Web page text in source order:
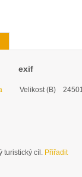
exif
Velikost (B)
turistický cíl. Přiřadit